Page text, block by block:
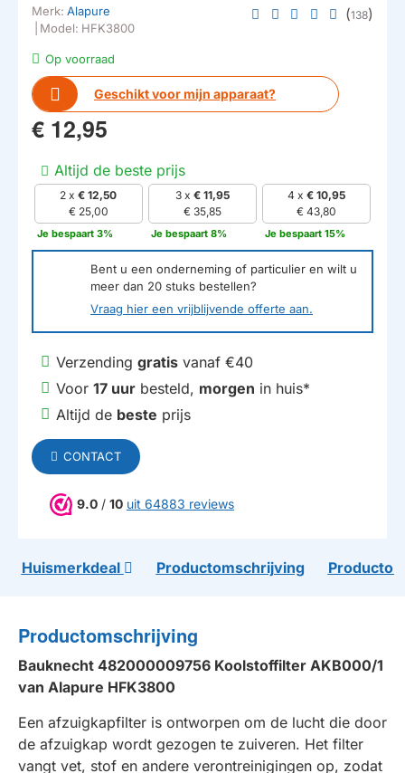
Op voorraad
Geschikt voor mijn apparaat?
Merk: Alapure
Model: HFK3800
(138)
€ 12,95
Altijd de beste prijs
2 x€ 12,50
€ 25,00
Je bespaart 3%
3 x € 11,95
€ 35,85
Je bespaart 8%
4 x € 10,95
€ 43,80
Je bespaart 15%
Bent u een onderneming of particulier en wilt u
meer dan 20 stuks bestellen?
Vraag hier een vrijblijvende offerte aan.
Verzending gratis vanaf €40
Voor 17 uur besteld, morgen in huis*
Altijd de beste prijs
CONTACT
9.0 / 10 uit 64883 reviews
Huismerkdeal Productomschrijving
Productomschrijving
Bauknecht 482000009756 Koolstoffilter AKB000/1
van Alapure HFK3800
Een afzuigkapfilter is ontworpen om de lucht die door
de afzuigkap wordt gezogen te zuiveren. Het filter
vangt vet, stof en andere verontreinigingen op, zodat